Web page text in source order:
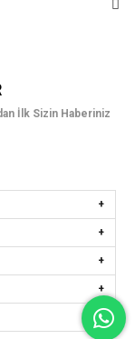
İlk Sizin Haberiniz